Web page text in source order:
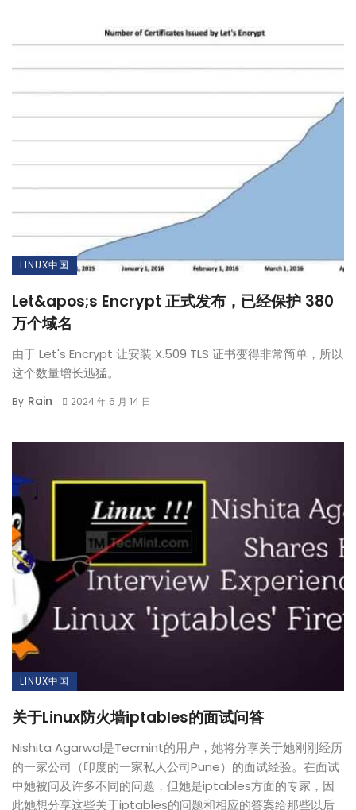
LINUX中国
Let&apos;s Encrypt 正式发布，已经保护 380
万个域名
由于 Let's Encrypt 让安装 X.509 TLS 证书变得非常简单，所以
这个数量增长迅猛。
By Rain 2024 年 6 月 14 日
LINUX中国
关于Linux防火墙iptables的面试问答
Nishita Agarwal是Tecmint的用户，她将分享关于她刚刚经历
的一家公司（印度的一家私人公司Pune）的面试经验。在面试
中她被问及许多不同的问题，但她是iptables方面的专家，因
此她想分享这些关于iptables的问题和相应的答案给那些以后